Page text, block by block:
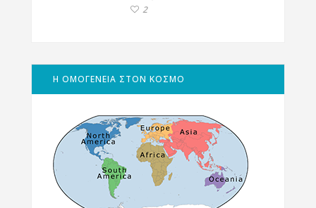
2
Η ΟΜΟΓΕΝΕΙΑ ΣΤΟΝ ΚΟΣΜΟ